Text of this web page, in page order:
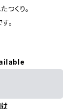
くり。
。